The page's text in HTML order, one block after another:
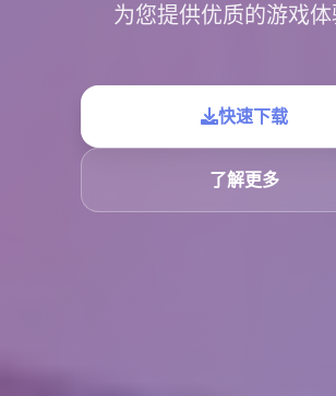
为您提供优质的游戏体
快速下载
了解更多